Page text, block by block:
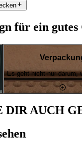
für ein gutes
Es geht nicht nur darum,
DIR AUCH